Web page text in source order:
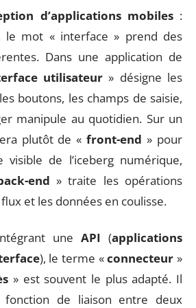
d’applications mobiles:
le mot « interface » prend des
Dans une application de
utilisateur » désigne les
boutons, les champs de saisie,
manipule au quotidien. Sur un
plutôt de «front-end » pour
de l’iceberg numérique,
end » traite les opérations
et les données en coulisse.
une API (applications
), le terme «connecteur »
» est souvent le plus adapté. Il
de liaison entre deux